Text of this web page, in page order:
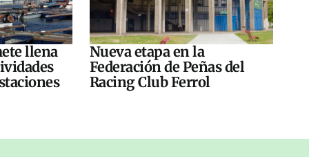
llena
Nueva etapa en la
Federación de Peñas del
Racing Club Ferrol